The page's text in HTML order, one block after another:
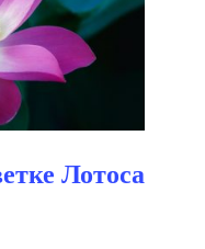
Лотоса